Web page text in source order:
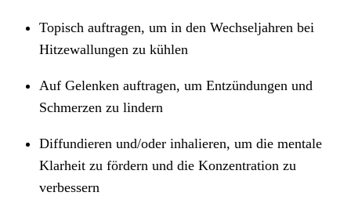
Topisch auftragen, um in den Wechseljahren bei
Hitzewallungen zu kühlen
Auf Gelenken auftragen, um Entzündungen und
Schmerzen zu lindern
Diffundieren und/oder inhalieren, um die mentale
Klarheit zu fördern und die Konzentration zu
verbessern